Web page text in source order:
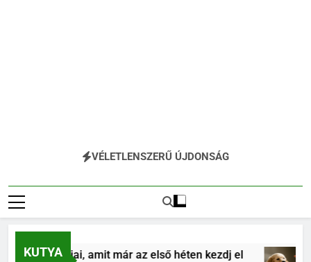
VÉLETLENSZERŰ ÚJDONSÁG
KUTYA
alapjai, amit már az első héten kezdj el